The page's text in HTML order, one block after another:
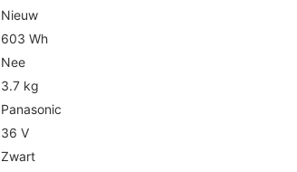
Nieuw
603 Wh
Nee
3.7 kg
Panasonic
36 V
Zwart